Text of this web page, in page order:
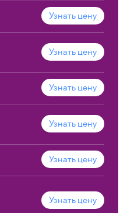
Узнать цену
Узнать цену
Узнать цену
Узнать цену
Узнать цену
Узнать цену